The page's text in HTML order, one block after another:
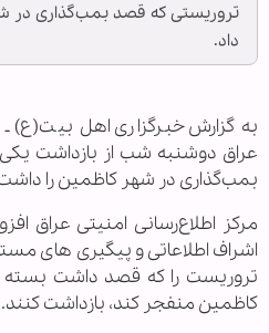
تروریستی که قصد بمب‌گذاری در
داد.
به گزارش خبرگزاری اهل بیت(ع) ـ
عراق دوشنبه شب از بازداشت
بمب‌گذاری در شهر کاظمین را
مرکز اطلاع‌رسانی امنیتی عراق
اشراف اطلاعاتی و پیگیری های
تروریست را که قصد داشت بسته
کاظمین منفجر کند، بازداشت کنند.